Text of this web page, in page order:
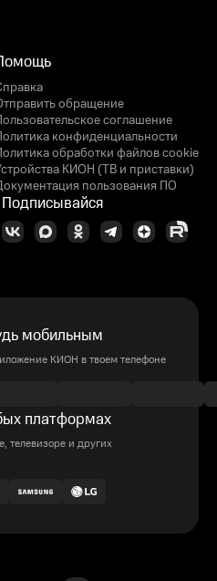
обращение
соглашение
конфиденциальности
обработки файлов cookie
КИОН (ТВ и приставки)
пользования ПО
Подписывайся
мобильным
КИОН в твоем телефоне
платформах
телевизоре и других